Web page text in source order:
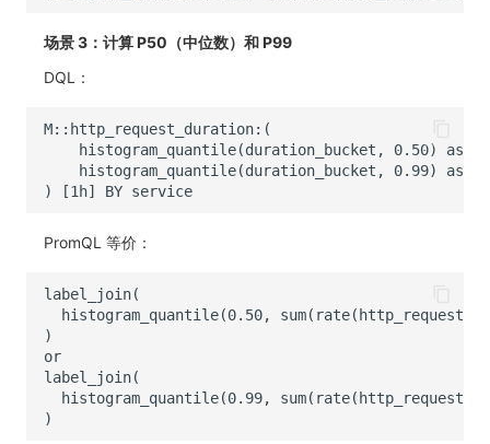
场景 3：计算 P50（中位数）和 P99
DQL：
PromQL 等价：